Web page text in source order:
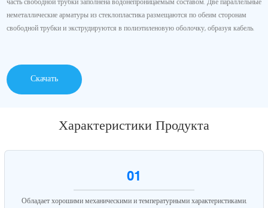
часть свободной трубки заполнена водонепроницаемым составом. Две параллельные
неметаллические арматуры из стеклопластика размещаются по обеим сторонам
свободной трубки и экструдируются в полиэтиленовую оболочку, образуя кабель.
Скачать
Характеристики Продукта
01
Обладает хорошими механическими и температурными характеристиками.